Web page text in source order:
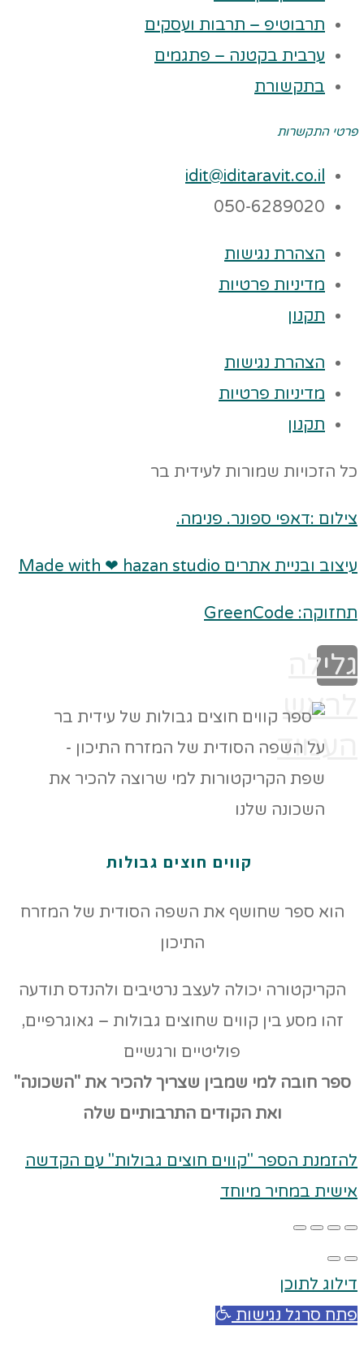
תרבוטיפ – תרבות ועסקים
ערבית בקטנה – פתגמים
בתקשורת
פרטי התקשרות
idit@iditaravit.co.il
050-6289020
הצהרת נגישות
מדיניות פרטיות
תקנון
הצהרת נגישות
מדיניות פרטיות
תקנון
כל הזכויות שמורות לעידית בר
צילום :דאפי ספונר. פנימה.
עיצוב ובניית אתרים Made with ❤ hazan studio
תחזוקה: GreenCode
גלילה
לראש
העמוד
קווים חוצים גבולות
הוא ספר שחושף את השפה הסודית של המזרח
התיכון
הקריקטורה יכולה לעצב נרטיבים ולהנדס תודעה
זהו מסע בין קווים שחוצים גבולות – גאוגרפיים,
פוליטיים ורגשיים
ספר חובה למי שמבין שצריך להכיר את "השכונה"
ואת הקודים התרבותיים שלה
להזמנת הספר "קווים חוצים גבולות" עם הקדשה
אישית במחיר מיוחד
דילוג לתוכן
פתח סרגל נגישות